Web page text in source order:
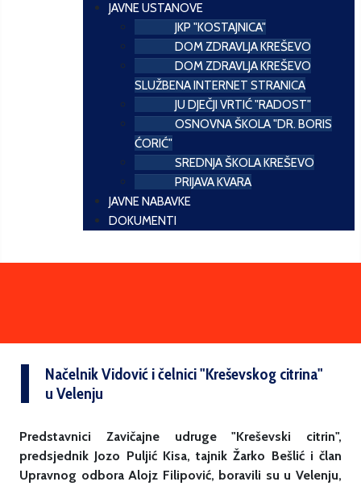
JAVNE USTANOVE
JKP "KOSTAJNICA"
DOM ZDRAVLJA KREŠEVO
DOM ZDRAVLJA KREŠEVO
SLUŽBENA INTERNET STRANICA
JU DJEČJI VRTIĆ "RADOST"
OSNOVNA ŠKOLA "DR. BORIS
ĆORIĆ"
SREDNJA ŠKOLA KREŠEVO
PRIJAVA KVARA
JAVNE NABAVKE
DOKUMENTI
Načelnik Vidović i čelnici "Kreševskog citrina"
u Velenju
Predstavnici Zavičajne udruge "Kreševski citrin",
predsjednik Jozo Puljić Kisa, tajnik Žarko Bešlić i član
Upravnog odbora Alojz Filipović, boravili su u Velenju,